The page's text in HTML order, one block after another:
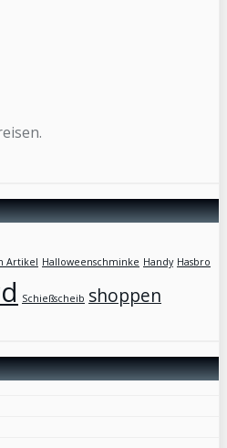
Artikel Halloweenschminke Handy Hasbro
Schießscheib shoppen